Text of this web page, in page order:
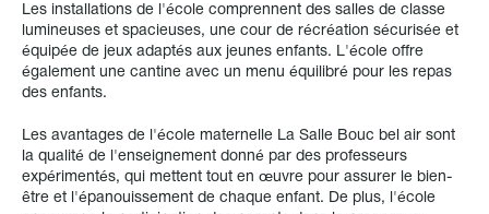
Les installations de l'école comprennent des salles de classe
lumineuses et spacieuses, une cour de récréation sécurisée et
équipée de jeux adaptés aux jeunes enfants. L'école offre
également une cantine avec un menu équilibré pour les repas
des enfants.
Les avantages de l'école maternelle La Salle Bouc bel air sont
la qualité de l'enseignement donné par des professeurs
expérimentés, qui mettent tout en œuvre pour assurer le bien-
être et l'épanouissement de chaque enfant. De plus, l'école